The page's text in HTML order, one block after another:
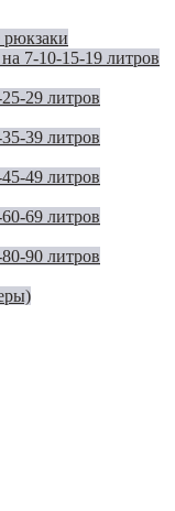
рюкзаки
7-10-15-19 литров
29 литров
39 литров
49 литров
69 литров
90 литров